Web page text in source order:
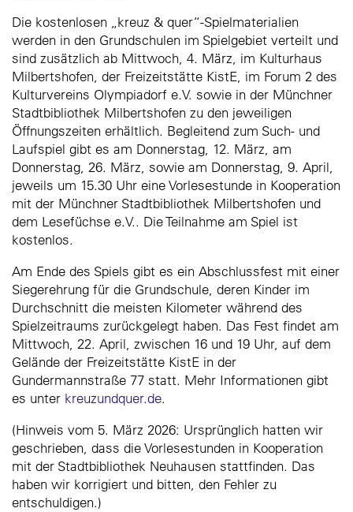
Die kostenlosen „kreuz & quer“-Spielmaterialien
werden in den Grundschulen im Spielgebiet verteilt und
sind zusätzlich ab Mittwoch, 4. März, im Kulturhaus
Milbertshofen, der Freizeitstätte KistE, im Forum 2 des
Kulturvereins Olympiadorf e.V. sowie in der Münchner
Stadtbibliothek Milbertshofen zu den jeweiligen
Öffnungszeiten erhältlich. Begleitend zum Such- und
Laufspiel gibt es am Donnerstag, 12. März, am
Donnerstag, 26. März, sowie am Donnerstag, 9. April,
jeweils um 15.30 Uhr eine Vorlesestunde in Kooperation
mit der Münchner Stadtbibliothek Milbertshofen und
dem Lesefüchse e.V.. Die Teilnahme am Spiel ist
kostenlos.
Am Ende des Spiels gibt es ein Abschlussfest mit einer
Siegerehrung für die Grundschule, deren Kinder im
Durchschnitt die meisten Kilometer während des
Spielzeitraums zurückgelegt haben. Das Fest findet am
Mittwoch, 22. April, zwischen 16 und 19 Uhr, auf dem
Gelände der Freizeitstätte KistE in der
Gundermannstraße 77 statt. Mehr Informationen gibt
es unter kreuzundquer.de.
(Hinweis vom 5. März 2026: Ursprünglich hatten wir
geschrieben, dass die Vorlesestunden in Kooperation
mit der Stadtbibliothek Neuhausen stattfinden. Das
haben wir korrigiert und bitten, den Fehler zu
entschuldigen.)